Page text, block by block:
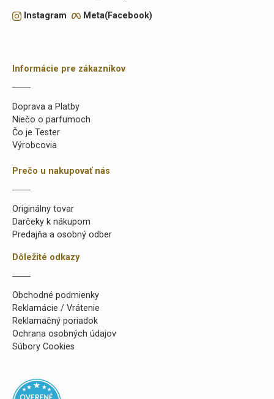
Instagram Meta(Facebook)
Informácie pre zákazníkov
Doprava a Platby
Niečo o parfumoch
Čo je Tester
Výrobcovia
Prečo u nakupovať nás
Originálny tovar
Darčeky k nákupom
Predajňa a osobný odber
Dôležité odkazy
Obchodné podmienky
Reklamácie / Vrátenie
Reklamačný poriadok
Ochrana osobných údajov
Súbory Cookies